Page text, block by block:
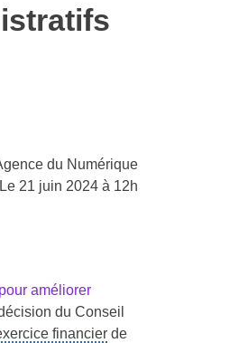
du Numérique
Le 21 juin 2024 à 12h
améliorer
du Conseil
financier de